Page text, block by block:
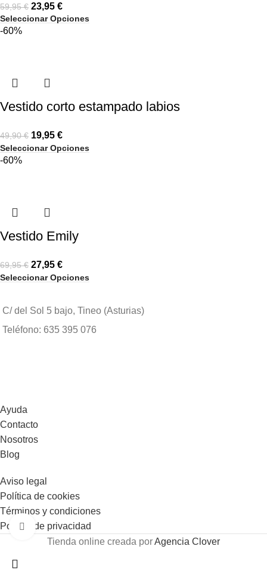
Click to enlarge
59,95€ 23,95 €
Seleccionar Opciones
-60%
Vestido corto estampado labios
49,90€ 19,95 €
Seleccionar Opciones
-60%
Vestido Emily
69,95€ 27,95 €
Seleccionar Opciones
C/ del Sol 5 bajo, Tineo (Asturias)
Teléfono: 635 395 076
Ayuda
Contacto
Nosotros
Blog
Aviso legal
Política de cookies
Términos y condiciones
Política de privacidad
Tienda online creada porAgencia Clover